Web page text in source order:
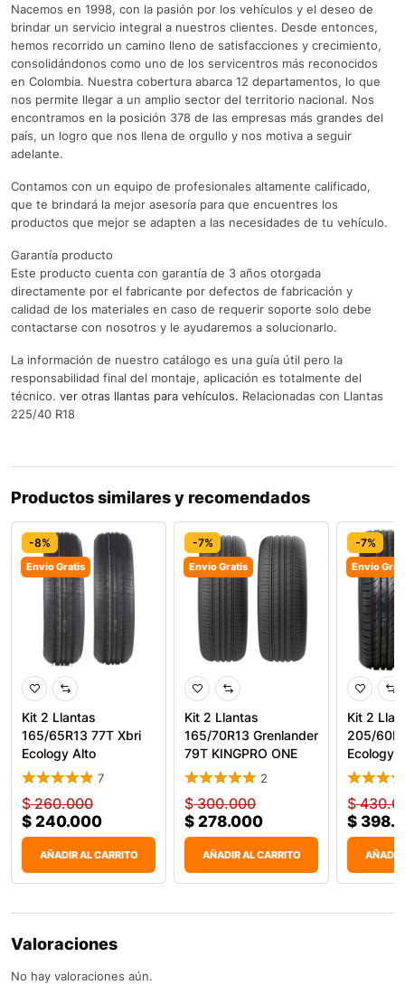
Nacemos en 1998, con la pasión por los vehículos y el deseo de
brindar un servicio integral a nuestros clientes. Desde entonces,
hemos recorrido un camino lleno de satisfacciones y crecimiento,
consolidándonos como uno de los servicentros más reconocidos
en Colombia. Nuestra cobertura abarca 12 departamentos, lo que
nos permite llegar a un amplio sector del territorio nacional. Nos
encontramos en la posición 378 de las empresas más grandes del
país, un logro que nos llena de orgullo y nos motiva a seguir
adelante.
Contamos con un equipo de profesionales altamente calificado,
que te brindará la mejor asesoría para que encuentres los
productos que mejor se adapten a las necesidades de tu vehículo.
Garantía producto
Este producto cuenta con garantía de 3 años otorgada
directamente por el fabricante por defectos de fabricación y
calidad de los materiales en caso de requerir soporte solo debe
contactarse con nosotros y le ayudaremos a solucionarlo.
La información de nuestro catálogo es una guía útil pero la
responsabilidad final del montaje, aplicación es totalmente del
técnico. ver otras llantas para vehículos. Relacionadas con Llantas
225/40 R18
Productos similares y recomendados
-8%
Envío Gratis
Kit 2 Llantas
165/65R13 77T Xbri
Ecology Alto
Rendimiento
7
$260.000
$ 240.000
AÑADIR AL CARRITO
-7%
Envío Gratis
Kit 2 Llantas
165/70R13 Grenlander
79T KINGPRO ONE
2
$300.000
$ 278.000
AÑADIR AL CARRITO
-7%
Envío
Kit 2
205/
Ecology
$
$
AÑADIR
Valoraciones
No hay valoraciones aún.